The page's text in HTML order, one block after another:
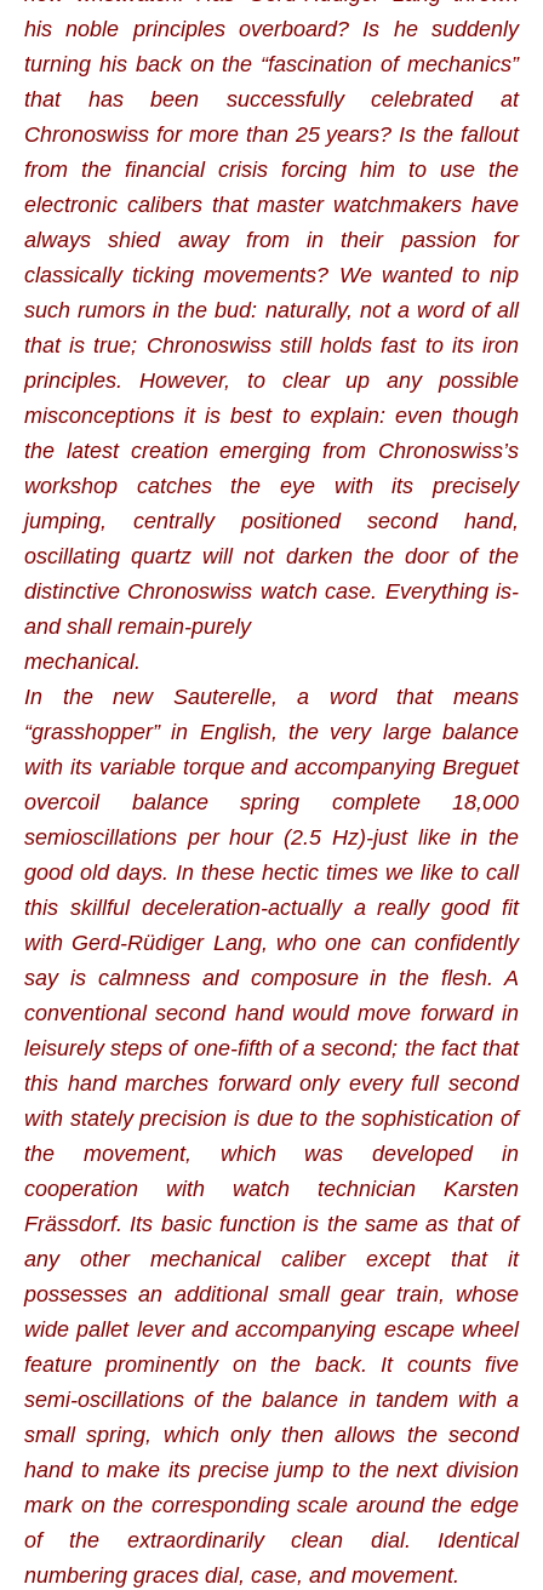
his noble principles overboard? Is he suddenly
turning his back on the “fascination of mechanics”
that has been successfully celebrated at
Chronoswiss for more than 25 years? Is the fallout
from the financial crisis forcing him to use the
electronic calibers that master watchmakers have
always shied away from in their passion for
classically ticking movements? We wanted to nip
such rumors in the bud: naturally, not a word of all
that is true; Chronoswiss still holds fast to its iron
principles. However, to clear up any possible
misconceptions it is best to explain: even though
the latest creation emerging from Chronoswiss’s
workshop catches the eye with its precisely
jumping, centrally positioned second hand,
oscillating quartz will not darken the door of the
distinctive Chronoswiss watch case. Everything is-
and shall remain-purely
mechanical.
In the new Sauterelle, a word that means
“grasshopper” in English, the very large balance
with its variable torque and accompanying Breguet
overcoil balance spring complete 18,000
semioscillations per hour (2.5 Hz)-just like in the
good old days. In these hectic times we like to call
this skillful deceleration-actually a really good fit
with Gerd-Rüdiger Lang, who one can confidently
say is calmness and composure in the flesh. A
conventional second hand would move forward in
leisurely steps of one-fifth of a second; the fact that
this hand marches forward only every full second
with stately precision is due to the sophistication of
the movement, which was developed in
cooperation with watch technician Karsten
Frässdorf. Its basic function is the same as that of
any other mechanical caliber except that it
possesses an additional small gear train, whose
wide pallet lever and accompanying escape wheel
feature prominently on the back. It counts five
semi-oscillations of the balance in tandem with a
small spring, which only then allows the second
hand to make its precise jump to the next division
mark on the corresponding scale around the edge
of the extraordinarily clean dial. Identical
numbering graces dial, case, and movement.